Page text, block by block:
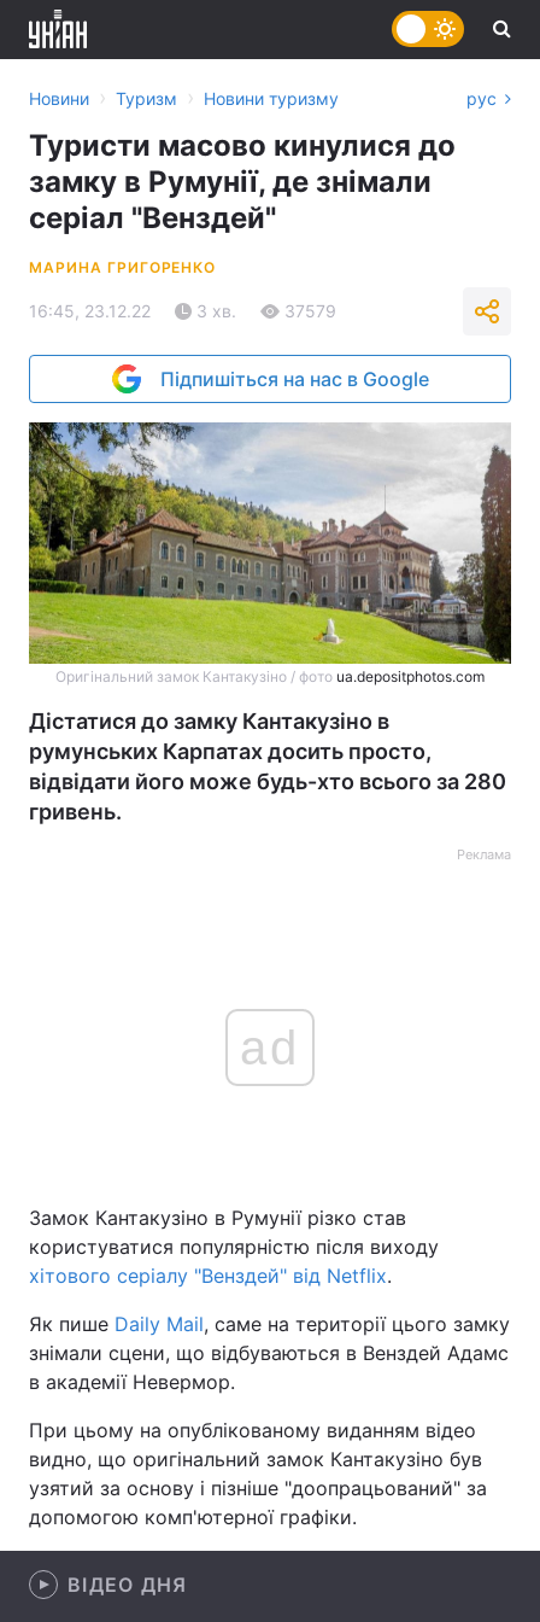
Політика
Економіка Світ
Спорт
Техно і зв'язок
Інциденти
Здоров'я Туризм
Цікавинки Погода
Новини › Туризм › Новини туризму рус
Туристи масово кинулися до
замку в Румунії, де знімали
серіал "Венздей"
МАРИНА ГРИГОРЕНКО
16:45, 23.12.22 3 хв. 37579
Підпишіться на нас в Google
Оригінальний замок Кантакузіно / фото ua.depositphotos.com
Дістатися до замку Кантакузіно в
румунських Карпатах досить просто,
відвідати його може будь-хто всього за 280
гривень.
Реклама
ad
Замок Кантакузіно в Румунії різко став
користуватися популярністю після виходу
хітового серіалу "Венздей" від Netflix.
Як пише Daily Mail, саме на території цього замку
знімали сцени, що відбуваються в Венздей Адамс
в академії Невермор.
При цьому на опублікованому виданням відео
видно, що оригінальний замок Кантакузіно був
узятий за основу і пізніше "доопрацьований" за
допомогою комп'ютерної графіки.
ВІДЕО ДНЯ